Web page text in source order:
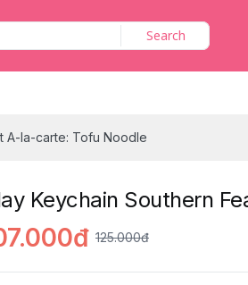
Search
A-la-carte: Tofu Noodle
Keychain Southern
125.000đ